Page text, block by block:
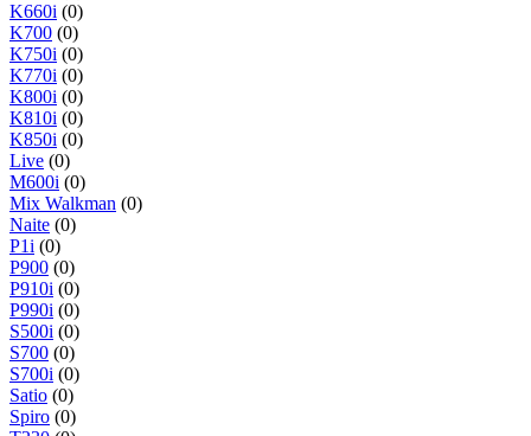
K660i (0)
K700 (0)
K750i (0)
K770i (0)
K800i (0)
K810i (0)
K850i (0)
Live (0)
M600i (0)
Mix Walkman (0)
Naite (0)
P1i (0)
P900 (0)
P910i (0)
P990i (0)
S500i (0)
S700 (0)
S700i (0)
Satio (0)
Spiro (0)